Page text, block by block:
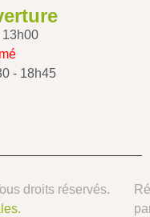
13h00
- 18h45
droits réservés.